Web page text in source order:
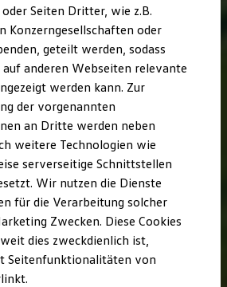
Kollektion
Drop
und HU/AU
und Checks
und Flüssigkeiten
Reifen
und Unfallhilfe
Service
Teile
Zubehör
Seiten Dritter, wie z.B.
Konzerngesellschaften oder
geteilt werden, sodass
auf anderen Webseiten relevante
werden kann. Zur
der vorgenannten
an Dritte werden neben
weitere Technologien wie
serverseitige Schnittstellen
Wir nutzen die Dienste
für die Verarbeitung solcher
Zwecken. Diese Cookies
dies zweckdienlich ist,
Seitenfunktionalitäten von